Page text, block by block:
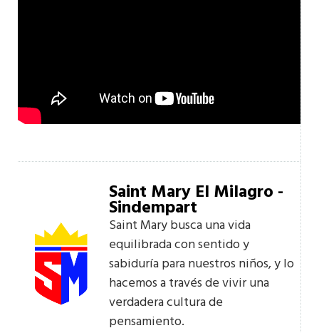
Saint Mary El Milagro -
Sindempart
Saint Mary busca una vida
equilibrada con sentido y
sabiduría para nuestros niños, y lo
hacemos a través de vivir una
verdadera cultura de
pensamiento.